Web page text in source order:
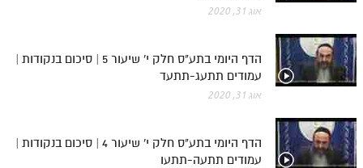
אוג 31, 2020
הדף היומי בתע"ס חלק י' שיעור 5 | סיכום בנקודות |
עמודים תתעג-תתעד
אוג 31, 2020
הדף היומי בתע"ס חלק י' שיעור 4 | סיכום בנקודות |
עמודים תתעה-תתעו